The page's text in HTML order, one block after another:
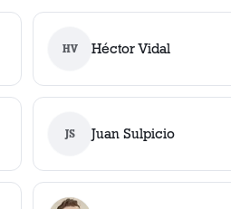
HV Héctor Vidal
JS Juan Sulpicio